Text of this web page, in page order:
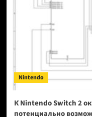
Nintendo
К Nintendo Switch 2
потенциально